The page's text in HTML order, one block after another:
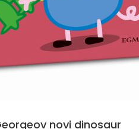
novi dinosaur